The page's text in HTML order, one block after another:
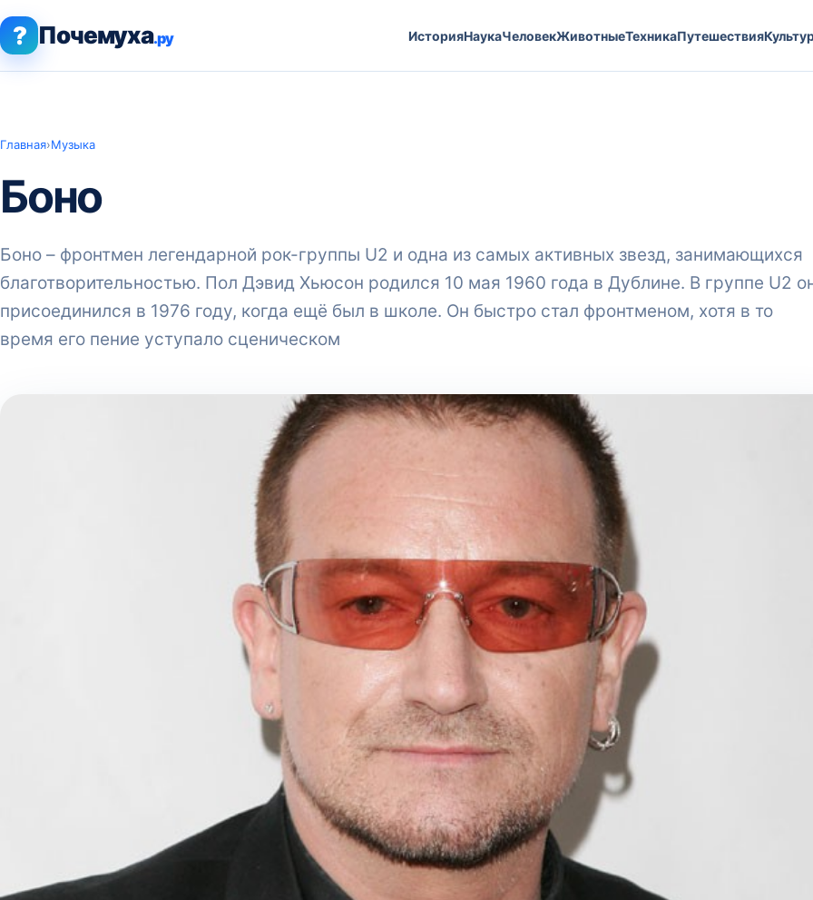
? Почемуха.ру ИсторияНаукаЧеловекЖивотныеТехникаПутешествия
Главная›Музыка
Боно
Боно – фронтмен легендарной рок-группы U2 и одна из самых активных звезд, занимающихся
благотворительностью. Пол Дэвид Хьюсон родился 10 мая 1960 года в Дублине. В группе U2
присоединился в 1976 году, когда ещё был в школе. Он быстро стал фронтменом, хотя в то
время его пение уступало сценическом